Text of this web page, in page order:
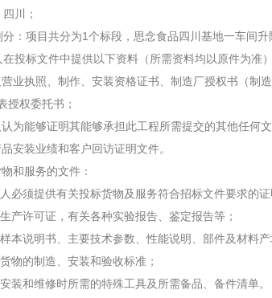
川；
分：项目共分为1个标段，思念食品四川基地一车间
投标文件中提供以下资料（所需资料均以原件为准）
业执照、制作、安装资格证书、制造厂授权书（制
授权委托书；
为能够证明其能够承担此工程所需提交的其他任何文
安装业绩和客户回访证明文件。
和服务的文件：
必须提供有关投标货物及服务符合招标文件要求的证
产许可证，有关各种实验报告、鉴定报告等；
本说明书、主要技术参数、性能说明、部件及材料产
物的制造、安装和验收标准；
装和维修时所需的特殊工具及所需备品、备件清单。